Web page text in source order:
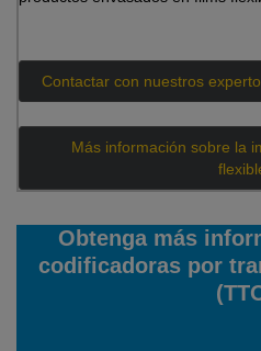
Contactar con nuestros
Más información sobre la
Obtenga más
codificadoras por